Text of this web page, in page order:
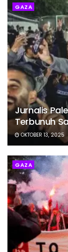
GAZA
Jurnalis
Terbunuh
OKTOBER 13, 2025
GAZA